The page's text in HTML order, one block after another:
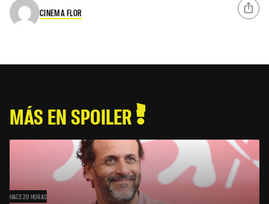
CINEMA FLOR
MÁS EN SPOILER
HACE 20 HORAS